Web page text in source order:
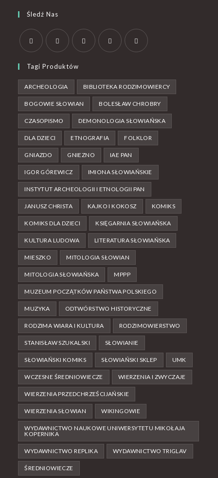
Śledź Nas
Tagi Produktów
ARCHEOLOGIA BIBLIOTEKA RODZIMOWIERCY
BOGOWIE SŁOWIAN BOLESŁAW CHROBRY
CZASOPISMO DEMONOLOGIA SŁOWIAŃSKA
DLA DZIECI ETNOGRAFIA FOLKLOR
GNIAZDO GNIEZNO IAE PAN
IGOR GÓREWICZ IMIONA SŁOWIAŃSKIE
INSTYTUT ARCHEOLOGII I ETNOLOGII PAN
JANUSZ CHRISTA KAJKO I KOKOSZ KOMIKS
KOMIKS DLA DZIECI KSIĘGARNIA SŁOWIAŃSKA
KULTURA LUDOWA LITERATURA SŁOWIAŃSKA
MIESZKO MITOLOGIA SŁOWIAN
MITOLOGIA SŁOWIAŃSKA MPPP
MUZEUM POCZĄTKÓW PAŃSTWA POLSKIEGO
MUZYKA ODTWÓRSTWO HISTORYCZNE
RODZIMA WIARA I KULTURA RODZIMOWIERSTWO
STANISŁAW SZUKALSKI SŁOWIANIE
SŁOWIAŃSKI KOMIKS SŁOWIAŃSKI SKLEP UMK
WCZESNE ŚREDNIOWIECZE WIERZENIA I ZWYCZAJE
WIERZENIA PRZEDCHRZEŚCIJAŃSKIE
WIERZENIA SŁOWIAN WIKINGOWIE
WYDAWNICTWO NAUKOWE UNIWERSYTETU MIKOŁAJA
KOPERNIKA
WYDAWNICTWO REPLIKA WYDAWNICTWO TRIGLAV
ŚREDNIOWIECZE